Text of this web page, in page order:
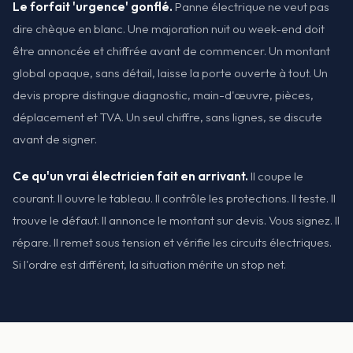
Le forfait 'urgence' gonflé. Panne électrique ne veut pas
dire chèque en blanc. Une majoration nuit ou week-end doit
être annoncée et chiffrée avant de commencer. Un montant
global opaque, sans détail, laisse la porte ouverte à tout. Un
devis propre distingue diagnostic, main-d'œuvre, pièces,
déplacement et TVA. Un seul chiffre, sans lignes, se discute
avant de signer.
Ce qu'un vrai électricien fait en arrivant. Il coupe le
courant. Il ouvre le tableau. Il contrôle les protections. Il teste. Il
trouve le défaut. Il annonce le montant sur devis. Vous signez. Il
répare. Il remet sous tension et vérifie les circuits électriques.
Si l'ordre est différent, la situation mérite un stop net.